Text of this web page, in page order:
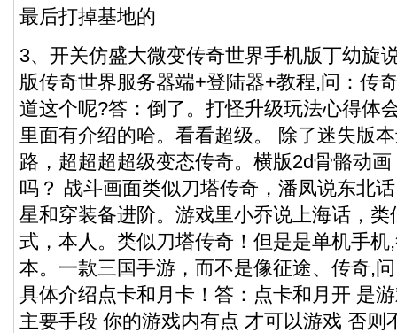
最后打掉基地的
3、开关仿盛大微变传奇世界手机版丁幼旋
版传奇世界服务器端+登陆器+教程,问：传
道这个呢?答：倒了。打怪升级玩法心得体
里面有介绍的哈。看看超级。 除了迷失版
路，超超超超级变态传奇。横版2d骨骼动
吗？ 战斗画面类似刀塔传奇，潘凤说东北
星和穿装备进阶。游戏里小乔说上海话，
式，本人。类似刀塔传奇！但是是单机手
本。一款三国手游，而不是像征途、传奇,
具体介绍点卡和月卡！答：点卡和月开 是
主要手段 你的游戏内有点 才可以游戏 否则